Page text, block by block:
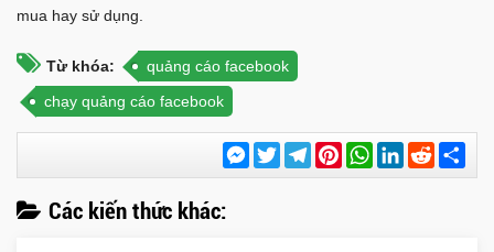
mua hay sử dụng.
Từ khóa:
quảng cáo facebook
chạy quảng cáo facebook
Messenger
TwitterTelegramPinterestWhatsApp
LinkedIn
Reddit
Các kiến thức khác: